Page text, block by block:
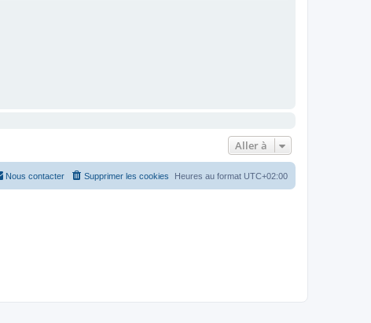
Aller à
Heures au format UTC+02:00
Supprimer les cookies
Nous contacter